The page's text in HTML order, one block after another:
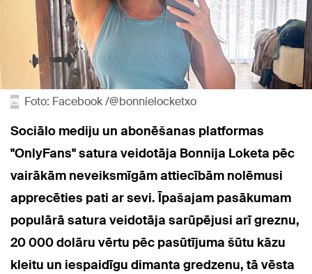
Foto: Facebook /@bonnielocketxo
Sociālo mediju un abonēšanas platformas
"OnlyFans" satura veidotāja Bonnija Loketa pēc
vairākām neveiksmīgām attiecībām nolēmusi
apprecēties pati ar sevi. Īpašajam pasākumam
populārā satura veidotāja sarūpējusi arī greznu,
20 000 dolāru vērtu pēc pasūtījuma šūtu kāzu
kleitu un iespaidīgu dimanta gredzenu, tā vēsta